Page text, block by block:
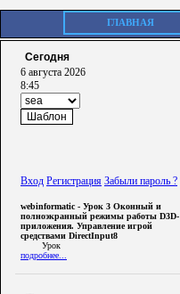
ГЛАВНАЯ
Сегодня
6 августа 2026
8:45
Вход Регистрация Забыли пароль ?
webinformatic - Урок 3 Оконный и
полноэкранный режимы работы D3D-
приложения. Управление игрой
средствами DirectInput8
Урок
подробнее...